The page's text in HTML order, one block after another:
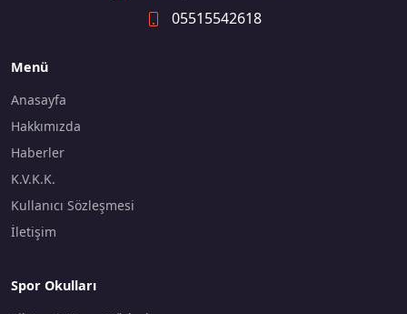
05515542618
Menü
Anasayfa
Hakkımızda
Haberler
K.V.K.K.
Kullanıcı Sözleşmesi
İletişim
Spor Okulları